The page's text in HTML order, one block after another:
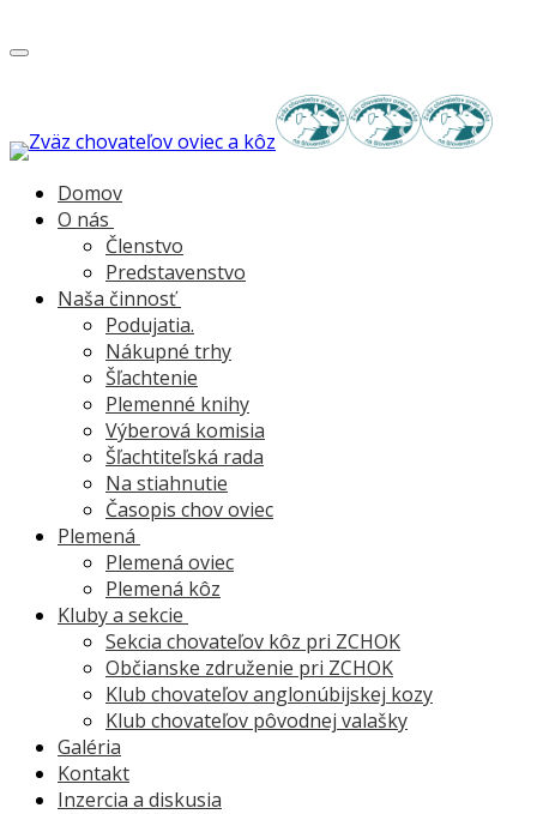
Toggle
Domov
O nás
Členstvo
Predstavenstvo
Naša činnosť
Podujatia.
Nákupné trhy
Šľachtenie
Plemenné knihy
Výberová komisia
Šľachtiteľská rada
Na stiahnutie
Časopis chov oviec
Plemená
Plemená oviec
Plemená kôz
Kluby a sekcie
Sekcia chovateľov kôz pri ZCHOK
Občianske združenie pri ZCHOK
Klub chovateľov anglonúbijskej kozy
Klub chovateľov pôvodnej valašky
Galéria
Kontakt
Inzercia a diskusia